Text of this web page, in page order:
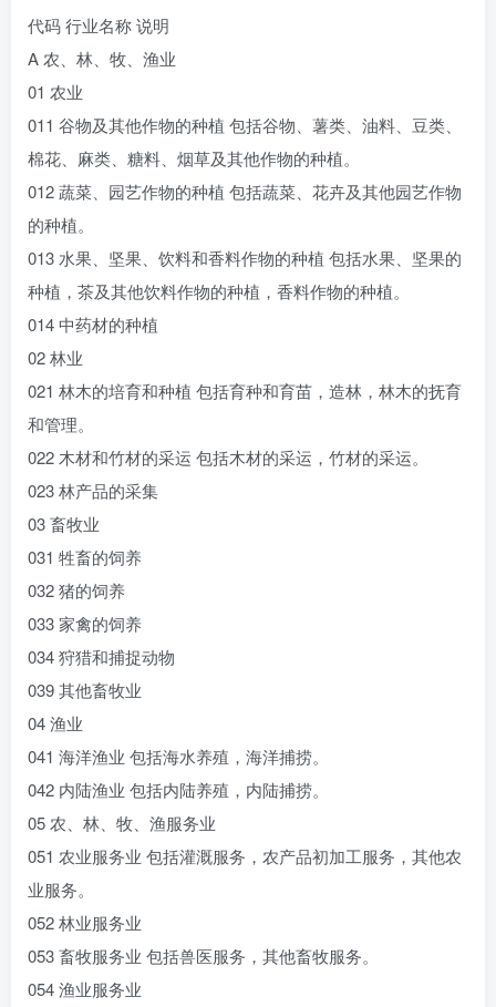
代码 行业名称 说明
A 农、林、牧、渔业
01 农业
011 谷物及其他作物的种植 包括谷物、薯类、油料、豆类、
棉花、麻类、糖料、烟草及其他作物的种植。
012 蔬菜、园艺作物的种植 包括蔬菜、花卉及其他园艺作物
的种植。
013 水果、坚果、饮料和香料作物的种植 包括水果、坚果的
种植，茶及其他饮料作物的种植，香料作物的种植。
014 中药材的种植
02 林业
021 林木的培育和种植 包括育种和育苗，造林，林木的抚育
和管理。
022 木材和竹材的采运 包括木材的采运，竹材的采运。
023 林产品的采集
03 畜牧业
031 牲畜的饲养
032 猪的饲养
033 家禽的饲养
034 狩猎和捕捉动物
039 其他畜牧业
04 渔业
041 海洋渔业 包括海水养殖，海洋捕捞。
042 内陆渔业 包括内陆养殖，内陆捕捞。
05 农、林、牧、渔服务业
051 农业服务业 包括灌溉服务，农产品初加工服务，其他农
业服务。
052 林业服务业
053 畜牧服务业 包括兽医服务，其他畜牧服务。
054 渔业服务业